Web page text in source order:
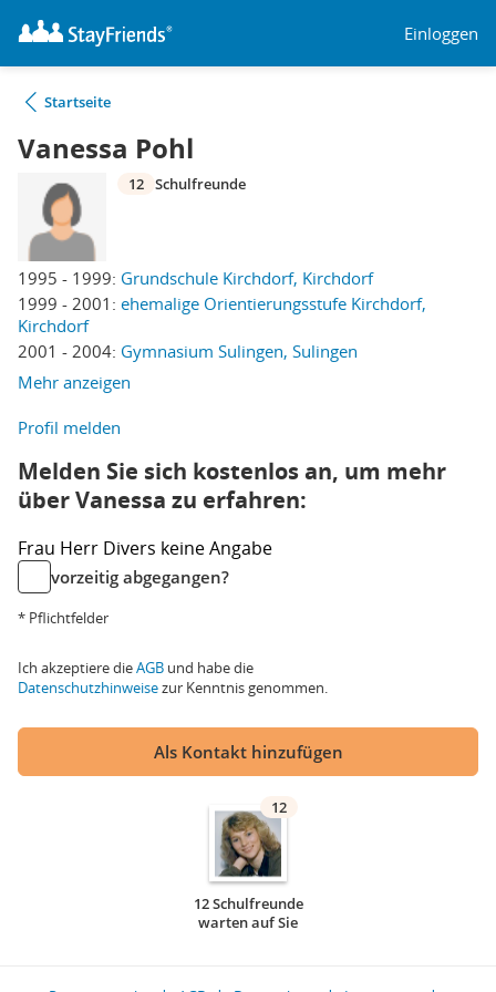
Einloggen
Startseite
Vanessa Pohl
1995 - 1999: Grundschule Kirchdorf, Kirchdorf
1999 - 2001: ehemalige Orientierungsstufe Kirchdorf,
Kirchdorf
2001 - 2004: Gymnasium Sulingen, Sulingen
Mehr anzeigen
12 Schulfreunde
Profil melden
Melden Sie sich kostenlos an, um mehr
über Vanessa zu erfahren:
Frau Herr Divers keine Angabe
vorzeitig abgegangen?
* Pflichtfelder
Ich akzeptiere dieAGB und habe die
Datenschutzhinweisezur Kenntnis genommen.
Als Kontakt hinzufügen
12
12 Schulfreunde
warten auf Sie